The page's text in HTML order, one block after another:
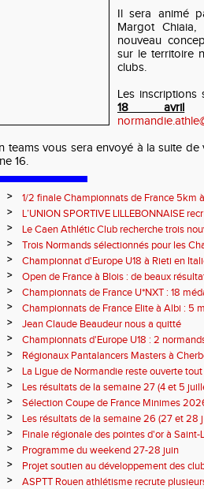
Il sera animé
Margot
nouveau
sur le territoire
clubs.
Les
18 avril
teams vous sera envoyé à la suite
16.
>
1/2 finale Championnats de France 5km
13 septembre 2026 : les informations
>
L’UNION SPORTIVE LILLEBONNAISE
rentrée 2026
>
Le Caen Athlétic Club recherche trois
civique à compter de septembre 2026
>
Trois Normands sélectionnés pour les
Eugene !
>
Championnat d'Europe U18 à Rieti en
normands
>
Open de France à Blois : de beaux
>
Championnats de France U*NXT : 18
>
Championnats de France Elite à Albi : 5
titres !
>
Jean Claude Beaudeur nous a quitté
>
Championnats d'Europe U18 : 2
>
Régionaux Pantalancers Masters à
>
La Ligue de Normandie reste ouverte tout
>
Les résultats de la semaine 27 (4 et 5
>
Sélection Coupe de France Minimes
>
Les résultats de la semaine 26 (27 et 28
>
Finale régionale des pointes d'or à
informations
>
Programme du weekend 27-28 juin
>
Projet soutien au développement des
>
ASPTT Rouen athlétisme recrute